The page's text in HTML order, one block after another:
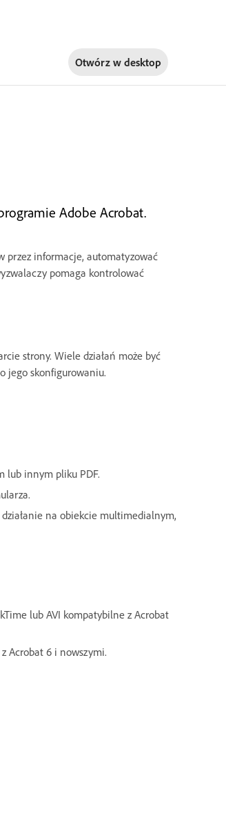
Otwórz w desktop
Adobe Acrobat.
przez informacje, automatyzować
pomaga kontrolować
strony. Wiele działań może być
jego skonfigurowaniu.
lub innym pliku PDF.
na obiekcie multimedialnym,
lub AVI kompatybilne z Acrobat
Acrobat 6 i nowszymi.